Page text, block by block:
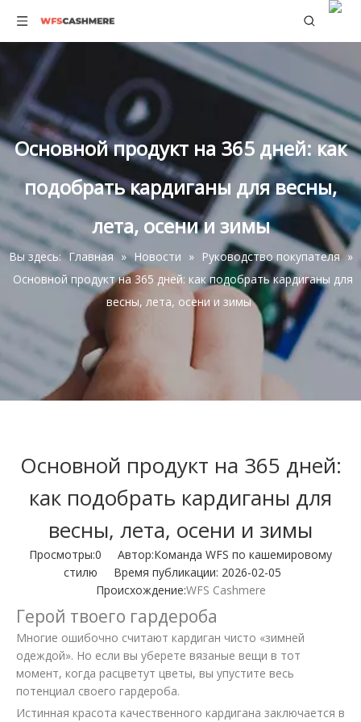
Основной продукт на 365 дней: как
подобрать кардиганы для весны,
лета, осени и зимы
Вы здесь: Главная » Новости » Руководство покупателя »
Основной продукт на 365 дней: как подобрать кардиганы для
весны, лета, осени и зимы
Основной продукт на 365 дней:
как подобрать кардиганы для
весны, лета, осени и зимы
Просмотры:0 Автор:Команда WFS по кашемировому
стилю Время публикации: 2026-02-05
Происхождение:WFS Cashmere
Герой твоего гардероба
Многие ошибочно считают кардиган чисто «зимней
одеждой». Но если вы уберете вязаные вещи в тот
момент, когда расцветут цветы, вы упустите весь
потенциал своего гардероба.
Истинная красота качественного кардигана заключается в